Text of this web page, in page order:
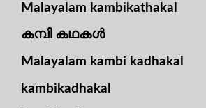
Malayalam kambikathakal
കമ്പി കഥകൾ
Malayalam kambi kadhakal
kambikadhakal